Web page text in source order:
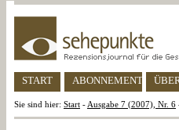
START ABONNEMENT
Sie sind hier: Start - Ausgabe 7 (2007), Nr. 6